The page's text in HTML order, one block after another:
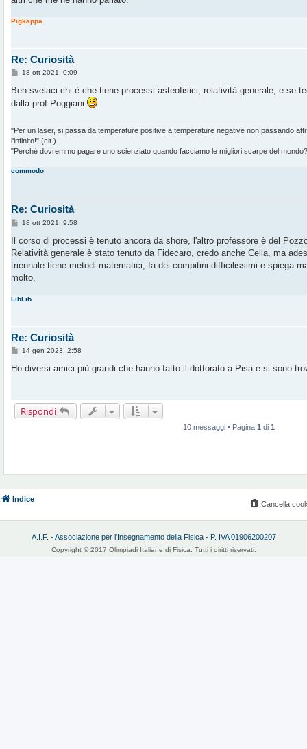
Pigkappa
Re: Curiosità
M
s
a
i
o
18 ott 2021, 0:09
Beh svelaci chi è che tiene processi asteofisici, relatività generale, e se
dalla prof Poggiani
"Per un laser, si passa da temperature positive a temperature negative non passando
l'infinito!" (cit.)
"Perché dovremmo pagare uno scienziato quando facciamo le migliori scarpe del
commodo
Re: Curiosità
M
s
a
g
i
18 ott 2021, 9:58
Il corso di processi è tenuto ancora da shore, l'altro professore è del
Relatività generale è stato tenuto da Fidecaro, credo anche Cella, ma
triennale tiene metodi matematici, fa dei compitini difficilissimi e spiega
molto.
LibLib
Re: Curiosità
M
s
o
14 gen 2023, 2:58
Ho diversi amici più grandi che hanno fatto il dottorato a Pisa e si sono
Rispondi
10 messaggi • Pagina 1 di 1
Indice
Cancella
A.I.F. - Associazione per l'Insegnamento della Fisica - P. IVA 01906200207
Copyright © 2017 Olimpiadi Italiane di Fisica. Tutti i diritti riservati.